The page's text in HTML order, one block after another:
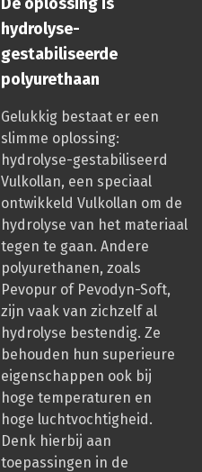
hydrolyse-
gestabiliseerde
polyurethaan
Gelukkig bestaat er een
slimme oplossing:
hydrolyse-gestabiliseerd
Vulkollan, een speciaal
ontwikkeld Vulkollan om de
hydrolyse van het materiaal
tegen te gaan. Andere
polyurethanen, zoals
Pevopur of Pevodyn-Soft,
zijn vaak van zichzelf al
hydrolyse bestendig. Ze
behouden hun superieure
eigenschappen ook bij
hoge temperaturen en
hoge luchtvochtigheid.
Denk hierbij aan
toepassingen in de